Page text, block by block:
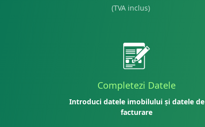
(TVA inclus)
Completezi Datele
Introduci datele imobilului și datele de
facturare